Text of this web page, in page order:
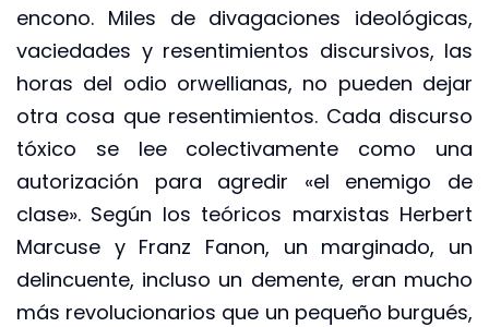
encono. Miles de divagaciones ideológicas,
vaciedades y resentimientos discursivos, las
horas del odio orwellianas, no pueden dejar
otra cosa que resentimientos. Cada discurso
tóxico se lee colectivamente como una
autorización para agredir «el enemigo de
clase». Según los teóricos marxistas Herbert
Marcuse y Franz Fanon, un marginado, un
delincuente, incluso un demente, eran mucho
más revolucionarios que un pequeño burgués,